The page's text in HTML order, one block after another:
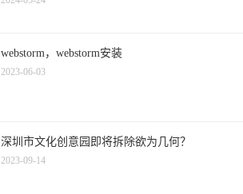
webstorm，webstorm安装
2023-06-03
深圳市文化创意园即将拆除欲为几何？
2023-09-14